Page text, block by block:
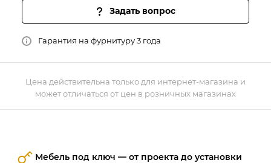
Мебель под ключ — от проекта до установки
Цена действительна только для интернет-магазина и
может отличаться от цен в розничных магазинах
Задать вопрос
Гарантия на фурнитуру 3 года